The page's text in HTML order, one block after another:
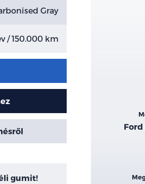
Gray
/ 150.000 km
gumit!
adatok
Ford